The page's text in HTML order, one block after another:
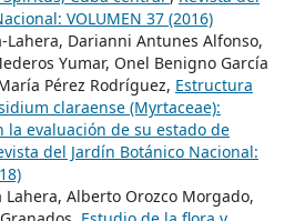
VOLUMEN 37 (2016)
Lahera, Darianni Antunes Alfonso,
Yumar, Onel Benigno García
Pérez Rodríguez, Estructura
claraense (Myrtaceae):
la evaluación de su estado de
del Jardín Botánico Nacional:
Lahera, Alberto Orozco Morgado,